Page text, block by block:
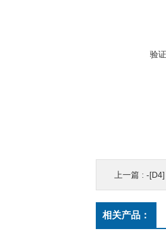
验
上一篇 : -[D4]
相关产品：